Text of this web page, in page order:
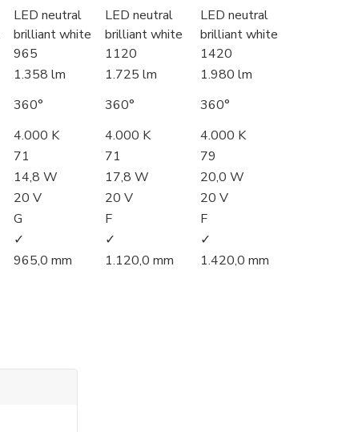
LED neutral
brilliant white
965
LED neutral
brilliant white
1120
LED neutral
brilliant white
1420
1.358 lm 1.725 lm
1.980 lm
360° 360°
360°
4.000 K 4.000 K
4.000 K
71 71
79
14,8 W 17,8 W
20,0 W
20 V 20 V
20 V
G F
F
✓ ✓
✓
965,0 mm 1.120,0 mm 1.420,0 mm